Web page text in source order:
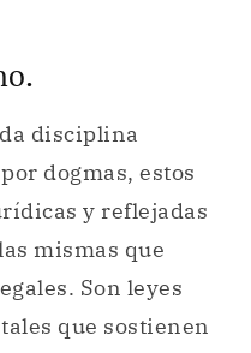
disciplina
dogmas, estos
y reflejadas
mismas que
Son leyes
que sostienen